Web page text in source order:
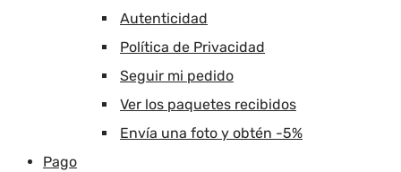
Autenticidad
Política de Privacidad
Seguir mi pedido
Ver los paquetes recibidos
Envía una foto y obtén -5%
Pago